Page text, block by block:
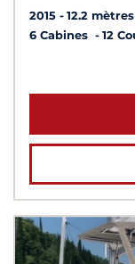
2015
12.2 mètres
6 Cabines
12